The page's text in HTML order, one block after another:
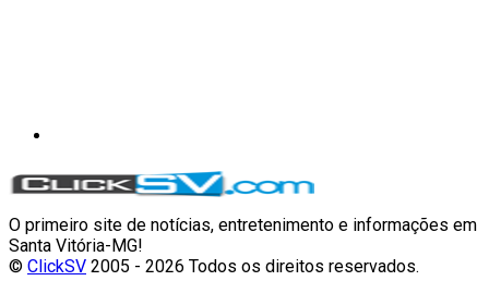
O primeiro site de notícias, entretenimento e informações em
Santa Vitória-MG!
© ClickSV 2005 - 2026 Todos os direitos reservados.